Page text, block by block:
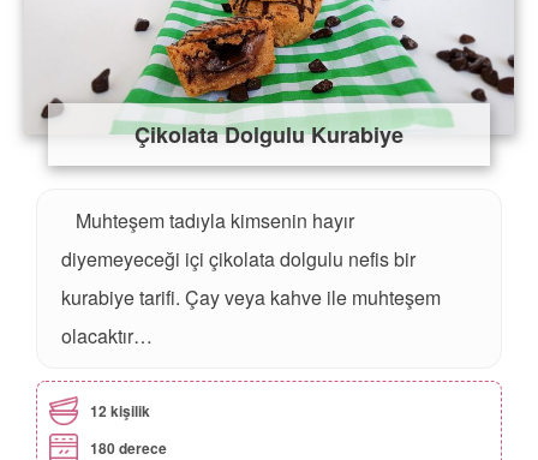
Çikolata Dolgulu Kurabiye
Muhteşem tadıyla kimsenin hayır
diyemeyeceği içi çikolata dolgulu nefis bir
kurabiye tarifi. Çay veya kahve ile muhteşem
olacaktır…
12 kişilik
180 derece